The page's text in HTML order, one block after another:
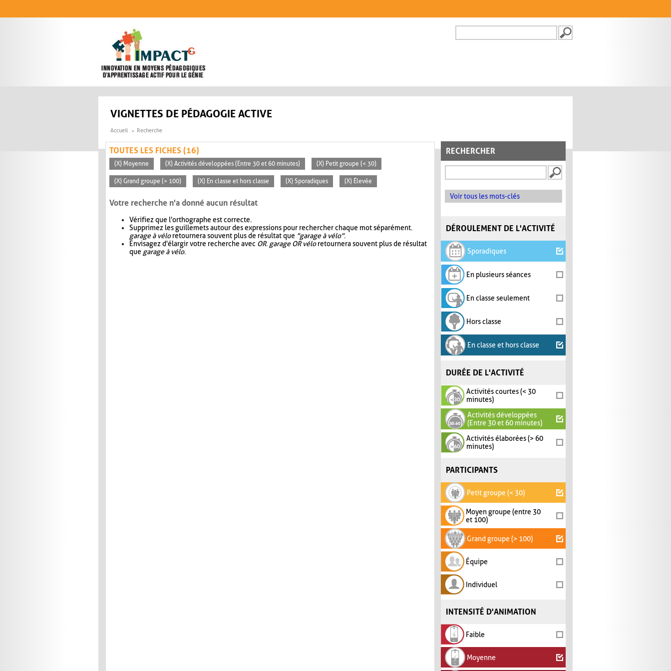
FORMULAIRE DE
VIGNETTES DE PÉDAGOGIE ACTIVE
Accueil Recherche
RECHERCHER
Voir tous les mots-clés
DÉROULEMENT DE L'ACTIVITÉ
Sporadiques
En plusieurs séances
En classe seulement
Hors classe
En classe et hors classe
DURÉE DE L'ACTIVITÉ
Activités courtes (< 30
minutes)
Activités développées
(Entre 30 et 60 minutes)
Activités élaborées (> 60
minutes)
PARTICIPANTS
Petit groupe (< 30)
Moyen groupe (entre 30
et 100)
Grand groupe (> 100)
Équipe
Individuel
INTENSITÉ D'ANIMATION
Faible
Moyenne
TOUTES LES FICHES (16)
(X) Moyenne (X) Activités développées (Entre 30 et 60 minutes) (X) Petit groupe (< 30)
(X) Grand groupe (> 100) (X) En classe et hors classe (X) Sporadiques (X) Élevée
Votre recherche n'a donné aucun résultat
Vérifiez que l'orthographe est correcte.
Supprimez les guillemets autour des expressions pour rechercher chaque mot séparément.
garage à véloretournera souvent plus de résultat que "garage à vélo".
Envisagez d'élargir votre recherche avec OR. garage OR véloretournera souvent plus de résultat
que garage à vélo.